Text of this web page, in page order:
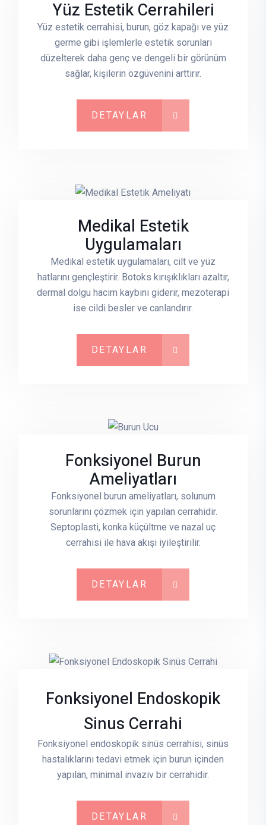
Yüz Estetik Cerrahileri
Yüz estetik cerrahisi, burun, göz kapağı ve yüz
germe gibi işlemlerle estetik sorunları
düzelterek daha genç ve dengeli bir görünüm
sağlar, kişilerin özgüvenini arttırır.
DETAYLAR
Medikal Estetik
Uygulamaları
Medikal estetik uygulamaları, cilt ve yüz
hatlarını gençleştirir. Botoks kırışıklıkları azaltır,
dermal dolgu hacim kaybını giderir, mezoterapi
ise cildi besler ve canlandırır.
DETAYLAR
Fonksiyonel Burun
Ameliyatları
Fonksiyonel burun ameliyatları, solunum
sorunlarını çözmek için yapılan cerrahidir.
Septoplasti, konka küçültme ve nazal uç
cerrahisi ile hava akışı iyileştirilir.
DETAYLAR
Fonksiyonel Endoskopik
Sinus Cerrahi
Fonksiyonel endoskopik sinüs cerrahisi, sinüs
hastalıklarını tedavi etmek için burun içinden
yapılan, minimal invaziv bir cerrahidir.
DETAYLAR